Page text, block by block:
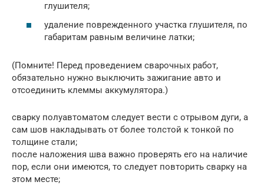
глушителя;
удаление поврежденного участка глушителя, по
габаритам равным величине латки;
(Помните! Перед проведением сварочных работ,
обязательно нужно выключить зажигание авто и
отсоединить клеммы аккумулятора.)
сварку полуавтоматом следует вести с отрывом дуги, а
сам шов накладывать от более толстой к тонкой по
толщине стали;
после наложения шва важно проверять его на наличие
пор, если они имеются, то следует повторить сварку на
этом месте;